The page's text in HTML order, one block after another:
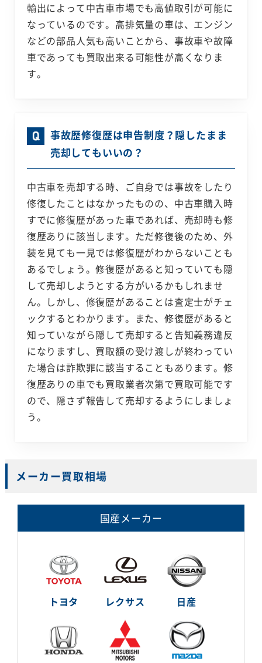
輸出によって中古車市場でも高値取引が可能に
なっているのです。高排気量の車は、エンジン
などの部品人気も高いことから、事故車や故障
車であっても買取出来る可能性が高くなりま
す。
事故歴修復歴は申告制度？隠したまま
売却してもいいの？
中古車を売却する時、ご自身では事故をしたり
修復したことはなかったものの、中古車購入時
すでに修復歴があった車であれば、売却時も修
復歴ありに該当します。ただ修復後のため、外
装を見ても一見では修復歴がわからないことも
あるでしょう。修復歴があると知っていても隠
して売却しようとする方がいるかもしれませ
ん。しかし、修復歴があることは査定士がチェ
ックするとわかります。また、修復歴があると
知っていながら隠して売却すると告知義務違反
になりますし、買取額の受け渡しが終わってい
た場合は詐欺罪に該当することもあります。修
復歴ありの車でも買取業者次第で買取可能です
ので、隠さず報告して売却するようにしましょ
う。
メーカー買取相場
国産メーカー
トヨタ レクサス 日産